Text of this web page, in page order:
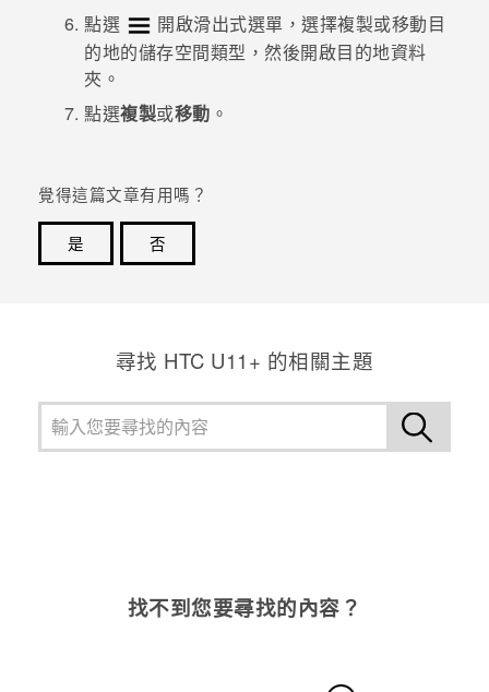
點選
開啟滑出式選單，選擇複製或移動目
的地的儲存空間類型，然後開啟目的地資料
夾。
點選複製或移動 。
覺得這篇文章有用嗎？
是
否
尋找 HTC U11+ 的相關主題
找不到您要尋找的內容？